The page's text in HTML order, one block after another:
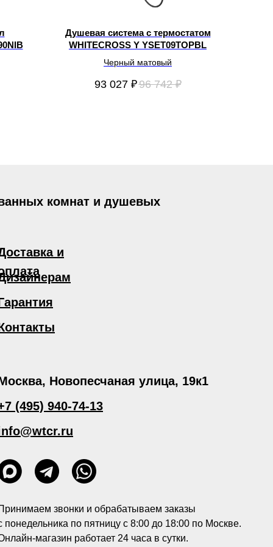
Душевая система с термостатом
WHITECROSS Y YSET09TOPBL
Черный матовый
93 027 ₽96 742 ₽
и
Новопесчаная улица, 19к1
(495) 940-74-13
звонки и обрабатываем заказы
понедельника по пятницу с 8:00 до 18:00 по Москве.
магазин работает 24 часа в сутки.
ванных комнат и душевых